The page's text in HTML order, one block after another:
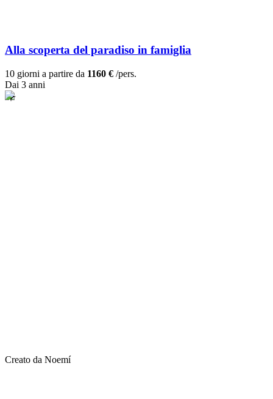
Alla scoperta del paradiso in famiglia
10 giorni a partire da 1160 € /pers.
Dai 3 anni
Creato da Noemí